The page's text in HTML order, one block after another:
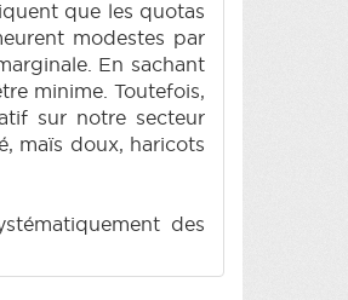
que les quotas
modestes par
En sachant
minime. Toutefois,
sur notre secteur
maïs doux, haricots
des